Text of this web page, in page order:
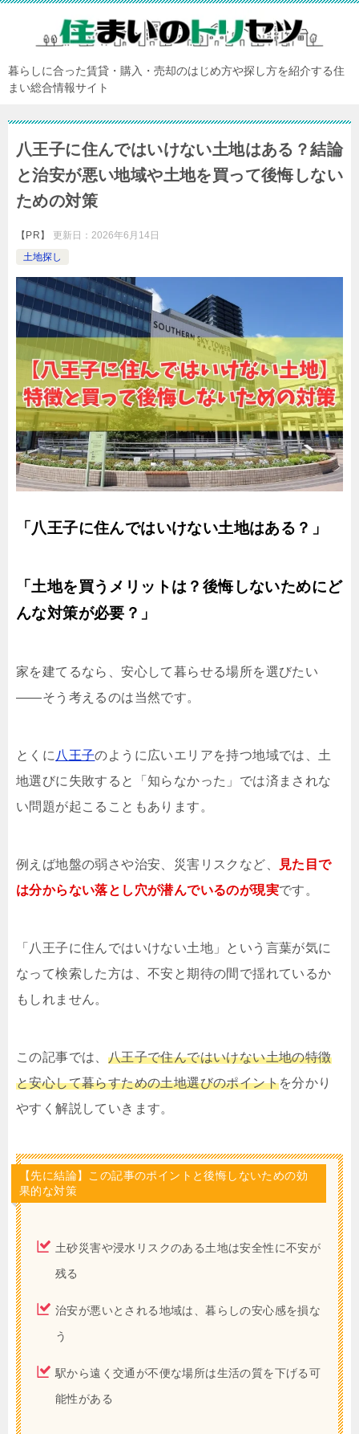
暮らしに合った賃貸・購入・売却のはじめ方や探し方を紹介する住
まい総合情報サイト
八王子に住んではいけない土地はある？結論
と治安が悪い地域や土地を買って後悔しない
ための対策
【PR】 更新日： 2026年6月14日
土地探し
「八王子に住んではいけない土地はある？」
「土地を買うメリットは？後悔しないためにど
んな対策が必要？」
家を建てるなら、安心して暮らせる場所を選びたい
——そう考えるのは当然です。
とくに 八王子のように広いエリアを持つ地域では、土
地選びに失敗すると「知らなかった」では済まされな
い問題が起こることもあります。
例えば地盤の弱さや治安、災害リスクなど、
見た目で
は分からない落とし穴が潜んでいるのが現実です。
「八王子に住んではいけない土地」という言葉が気に
なって検索した方は、不安と期待の間で揺れているか
もしれません。
この記事では、 八王子で住んではいけない土地の特徴
と安心して暮らすための土地選びのポイントを分かり
やすく解説していきます。
【先に結論】この記事のポイントと後悔しないための効
果的な対策
土砂災害や浸水リスクのある土地は安全性に不安が
残る
治安が悪いとされる地域は、暮らしの安心感を損な
う
駅から遠く交通が不便な場所は生活の質を下げる可
能性がある